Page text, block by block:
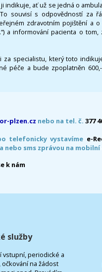
indikuje, ať už se jedná o
souvisí s odpovědností za
zdravotním pojištění a
a informování pacienta o
specialistu, který toto
péče a bude zpoplatněn
plzen.cz nebo na tel. č. 377
telefonicky vystavíme e-
nebo sms zprávou na
k nám
služby
vstupní, periodické a
na žádost